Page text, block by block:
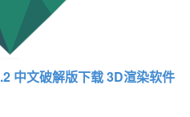
中文破解版下载 3D渲染软件